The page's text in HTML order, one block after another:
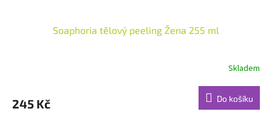
Soaphoria tělový peeling Žena 255 ml
je
Skladem
245 Kč Do košíku